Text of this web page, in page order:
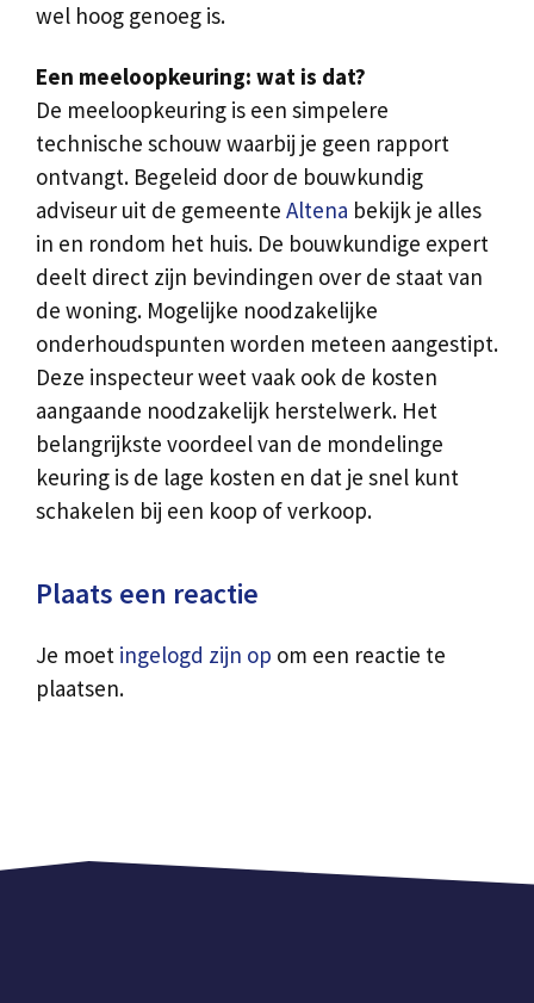
wel hoog genoeg is.
Een meeloopkeuring: wat is dat?
De meeloopkeuring is een simpelere
technische schouw waarbij je geen rapport
ontvangt. Begeleid door de bouwkundig
adviseur uit de gemeente Altena bekijk je alles
in en rondom het huis. De bouwkundige expert
deelt direct zijn bevindingen over de staat van
de woning. Mogelijke noodzakelijke
onderhoudspunten worden meteen aangestipt.
Deze inspecteur weet vaak ook de kosten
aangaande noodzakelijk herstelwerk. Het
belangrijkste voordeel van de mondelinge
keuring is de lage kosten en dat je snel kunt
schakelen bij een koop of verkoop.
Plaats een reactie
Je moet ingelogd zijn op om een reactie te
plaatsen.